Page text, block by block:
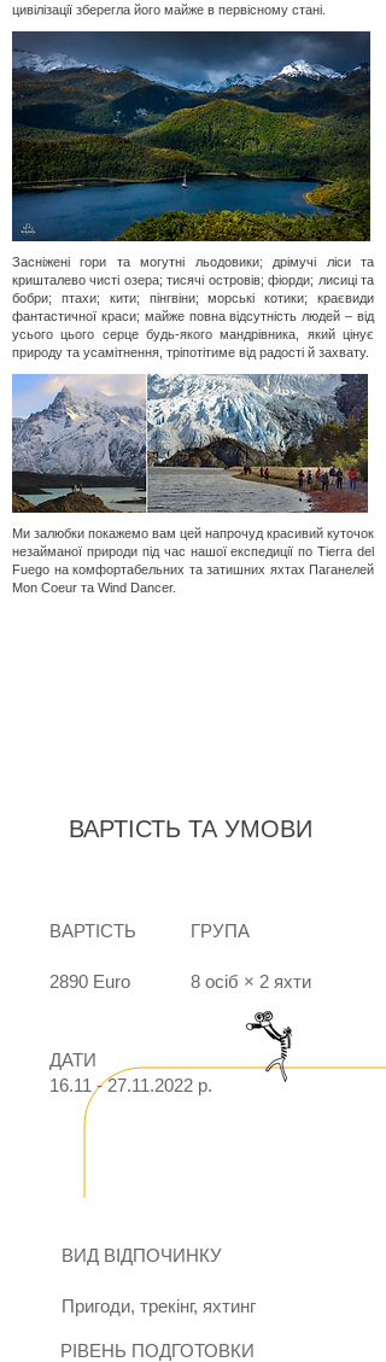
цивілізації зберегла його майже в первісному стані.
Засніжені гори та могутні льодовики; дрімучі ліси та
кришталево чисті озера; тисячі островів; фіорди; лисиці та
бобри; птахи; кити; пінгвіни; морські котики; краєвиди
фантастичної краси; майже повна відсутність людей – від
усього цього серце будь-якого мандрівника, який цінує
природу та усамітнення, тріпотітиме від радості й захвату.
Ми залюбки покажемо вам цей напрочуд красивий куточок
незайманої природи під час нашої експедиції по Tierra del
Fuego на комфортабельних та затишних яхтах Паганелей
Mon Coeur та Wind Dancer.
ВАРТІСТЬ ТА УМОВИ
ДАТИ
16.11 - 27.11.2022 р.
ВАРТІСТЬ
2890 Euro
ГРУПА
8 осіб × 2 яхти
ВИД ВІДПОЧИНКУ
Пригоди, трекінг, яхтинг
РІВЕНЬ ПОДГОТОВКИ